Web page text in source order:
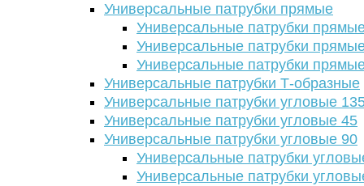
Универсальные патрубки прямые
Универсальные патрубки
Универсальные патрубки
Универсальные патрубки
Универсальные патрубки Т-образные
Универсальные патрубки угловые
Универсальные патрубки угловые 45
Универсальные патрубки угловые 90
Универсальные патрубки
Универсальные патрубки